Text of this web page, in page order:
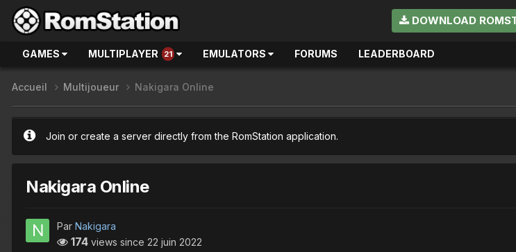
DOWNLOAD
GAMES MULTIPLAYER 21 EMULATORS FORUMS LEADERBOARD
Accueil Multijoueur Nakigara Online
Join or create a server directly from the RomStation application.
Nakigara Online
Par Nakigara
174 views since 22 juin 2022